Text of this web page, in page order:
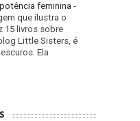
feminina -
que ilustra o
15 livros sobre
Little Sisters, é
Ela